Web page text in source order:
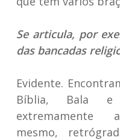
Se articula, por
das bancadas
Evidente.
Bíblia, Bala e
extremamente
mesmo,